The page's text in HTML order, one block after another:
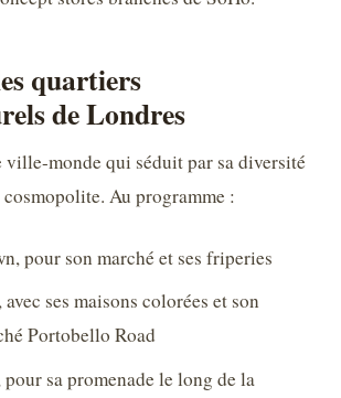
quartiers
de Londres
ville-monde qui séduit par sa diversité
Au programme :
pour son marché et ses friperies
ses maisons colorées et son
Portobello Road
sa promenade le long de la